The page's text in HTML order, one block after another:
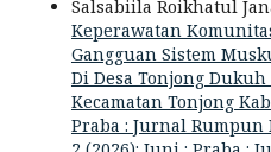
Salsabiila Roikhatul
Keperawatan
Gangguan Sistem
Di Desa Tonjong Dukuh
Kecamatan Tonjong
Praba : Jurnal Rumpun